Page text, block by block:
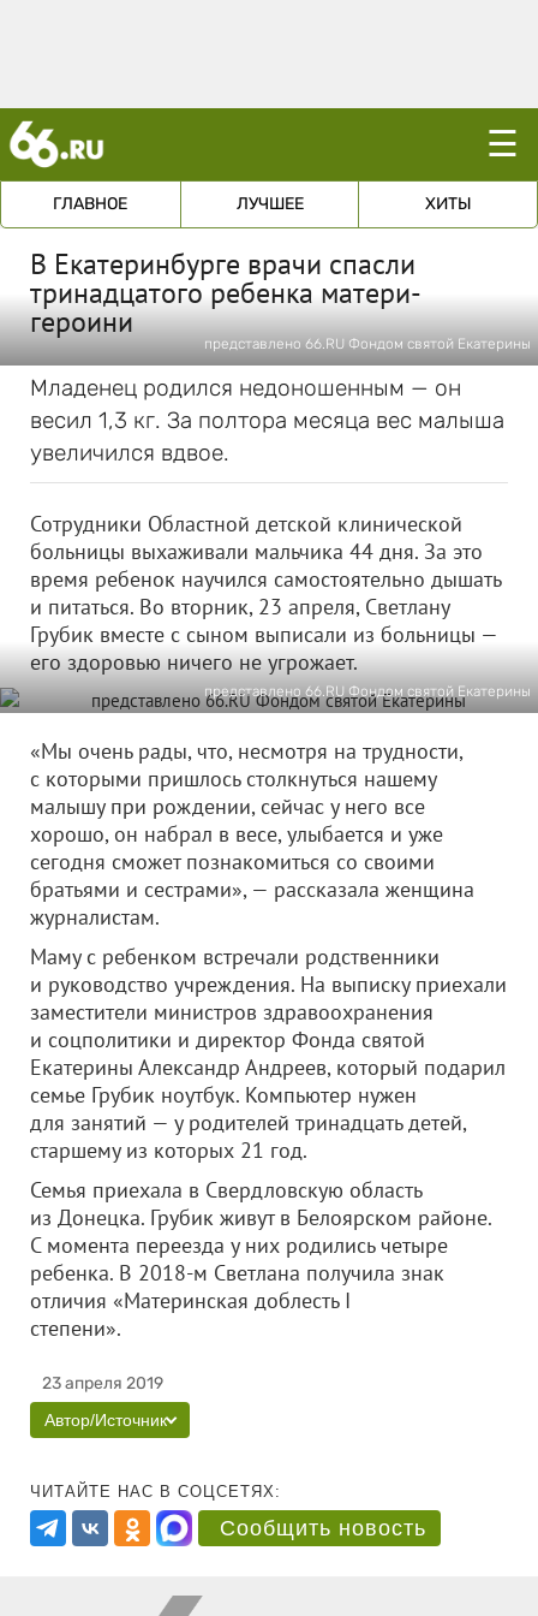
☰
ГЛАВНОЕ ЛУЧШЕЕ ХИТЫ
В Екатеринбурге врачи спасли
тринадцатого ребенка матери-
героини
представлено 66.RU Фондом святой Екатерины
Младенец родился недоношенным — он
весил 1,3 кг. За полтора месяца вес малыша
увеличился вдвое.
Сотрудники Областной детской клинической
больницы выхаживали мальчика 44 дня. За это
время ребенок научился самостоятельно дышать
и питаться. Во вторник, 23 апреля, Светлану
Грубик вместе с сыном выписали из больницы —
его здоровью ничего не угрожает.
представлено 66.RU Фондом святой Екатерины
«Мы очень рады, что, несмотря на трудности,
с которыми пришлось столкнуться нашему
малышу при рождении, сейчас у него все
хорошо, он набрал в весе, улыбается и уже
сегодня сможет познакомиться со своими
братьями и сестрами», — рассказала женщина
журналистам.
Маму с ребенком встречали родственники
и руководство учреждения. На выписку приехали
заместители министров здравоохранения
и соцполитики и директор Фонда святой
Екатерины Александр Андреев, который подарил
семье Грубик ноутбук. Компьютер нужен
для занятий — у родителей тринадцать детей,
старшему из которых 21 год.
Семья приехала в Свердловскую область
из Донецка. Грубик живут в Белоярском районе.
С момента переезда у них родились четыре
ребенка. В 2018-м Светлана получила знак
отличия «Материнская доблесть I
степени».
23 апреля 2019
Автор/Источник
ЧИТАЙТЕ НАС В СОЦСЕТЯХ:
Сообщить новость